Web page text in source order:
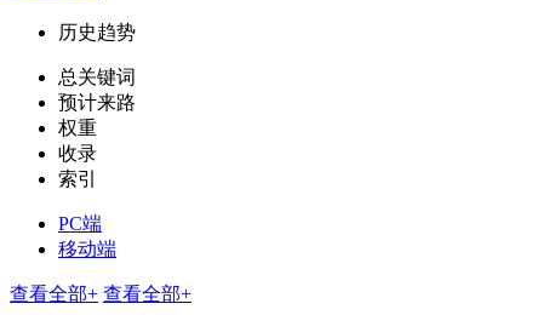
历史趋势
总关键词
预计来路
权重
收录
索引
PC端
移动端
查看全部+ 查看全部+